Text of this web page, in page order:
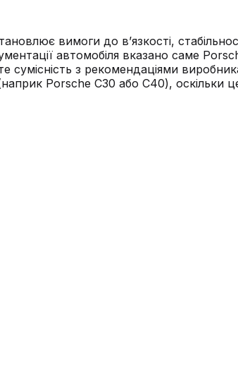
вимоги до в’язкості,
автомобіля вказано саме
сумісність з рекомендаціями
Porsche C30 або C40), оскільки